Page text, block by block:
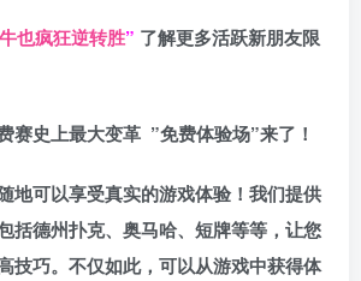
也疯狂逆转胜” 了解更多活跃新朋友限
赛史上最大变革 ”免费体验场”来了！
地可以享受真实的游戏体验！我们提供
括德州扑克、奥马哈、短牌等等，让您
技巧。不仅如此， 可以从游戏中获得体